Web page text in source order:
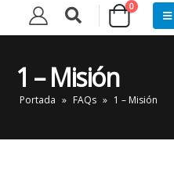
0
1 – Misión
Portada » FAQs » 1 – Misión